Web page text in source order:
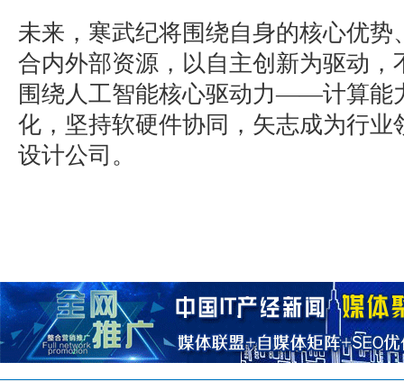
未来，寒武纪将围绕自身的核心优势
合内外部资源，以自主创新为驱动，
围绕人工智能核心驱动力——计算能
化，坚持软硬件协同，矢志成为行业
设计公司。